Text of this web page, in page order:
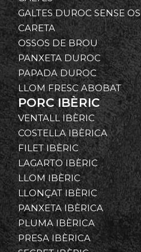
GALTES DUROC SENSE OS
CARETA
OSSOS DE BROU
PANXETA DUROC
PAPADA DUROC
LLOM FRESC ABOBAT
PORC IBÈRIC
VENTALL IBÈRIC
COSTELLA IBÈRICA
FILET IBÈRIC
LAGARTO IBÈRIC
LLOM IBÈRIC
LLONÇAT IBÈRIC
PANXETA IBÈRICA
PLUMA IBÈRICA
PRESA IBÈRICA